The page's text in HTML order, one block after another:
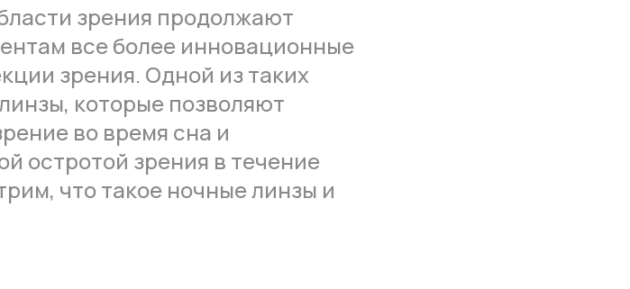
зрения продолжают
все более инновационные
зрения. Одной из таких
которые позволяют
во время сна и
остротой зрения в течение
что такое ночные линзы и